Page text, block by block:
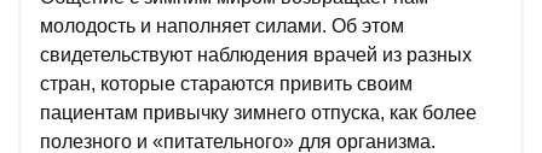
молодость и наполняет силами. Об этом
свидетельствуют наблюдения врачей из разных
стран, которые стараются привить своим
пациентам привычку зимнего отпуска, как более
полезного и «питательного» для организма.